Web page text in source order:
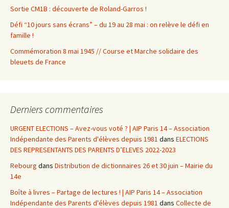
Sortie CM1B : découverte de Roland-Garros !
Défi “10 jours sans écrans” – du 19 au 28 mai : on relève le défi en
famille !
Commémoration 8 mai 1945 // Course et Marche solidaire des
bleuets de France
Derniers commentaires
URGENT ELECTIONS – Avez-vous voté ? | AIP Paris 14 – Association
Indépendante des Parents d'élèves depuis 1981 dans ELECTIONS
DES REPRESENTANTS DES PARENTS D’ELEVES 2022-2023
Rebourg dans Distribution de dictionnaires 26 et 30 juin – Mairie du
14e
Boîte à livres – Partage de lectures ! | AIP Paris 14 – Association
Indépendante des Parents d'élèves depuis 1981 dans Collecte de